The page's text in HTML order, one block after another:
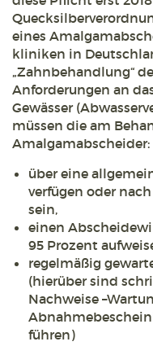
eines
kliniken in
„Zahnbehandlung“
Anforderungen an
Gewässer
müssen die am
Amalgamabscheider:
über eine
verfügen oder
sein,
einen
95 Prozent
regelmäßig
(hierüber sind
Nachweise
führen)